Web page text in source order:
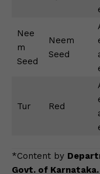
Nee
m
Seed
Neem
Seed
Tur Red
*Content by
Govt. of Karnataka.